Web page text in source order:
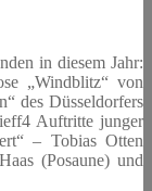
in diesem Jahr:
„Windblitz“ von
des Düsseldorfers
Auftritte junger
– Tobias Otten
(Posaune) und